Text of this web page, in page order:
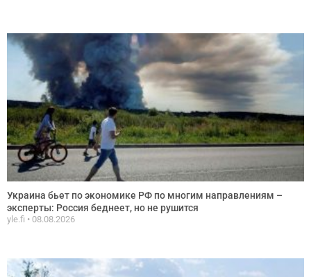
Украина бьет по экономике РФ по многим направлениям –
эксперты: Россия беднеет, но не рушится
yle.fi 08.08.2026